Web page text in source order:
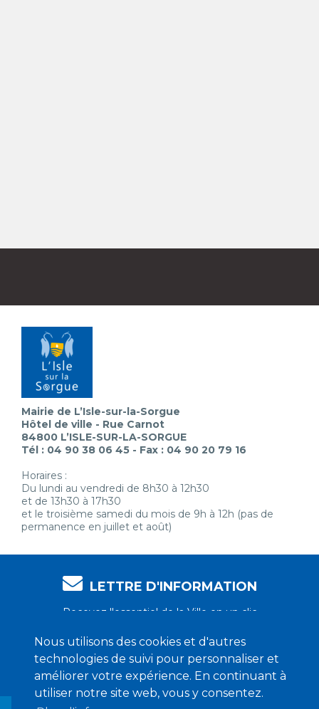
Nous utilisons des cookies et d'autres
technologies de suivi pour personnaliser et
améliorer votre expérience. En continuant à
utiliser notre site web, vous y consentez.
Mairie de L’Isle-sur-la-Sorgue
Hôtel de ville - Rue Carnot
84800 L’ISLE-SUR-LA-SORGUE
Tél : 04 90 38 06 45 - Fax : 04 90 20 79 16
Horaires :
Du lundi au vendredi de 8h30 à 12h30
et de 13h30 à 17h30
et le troisième samedi du mois de 9h à 12h (pas de
permanence en juillet et août)
LETTRE D'INFORMATION
Recevez l'essentiel de la Ville en un clic
Je m'abonne !